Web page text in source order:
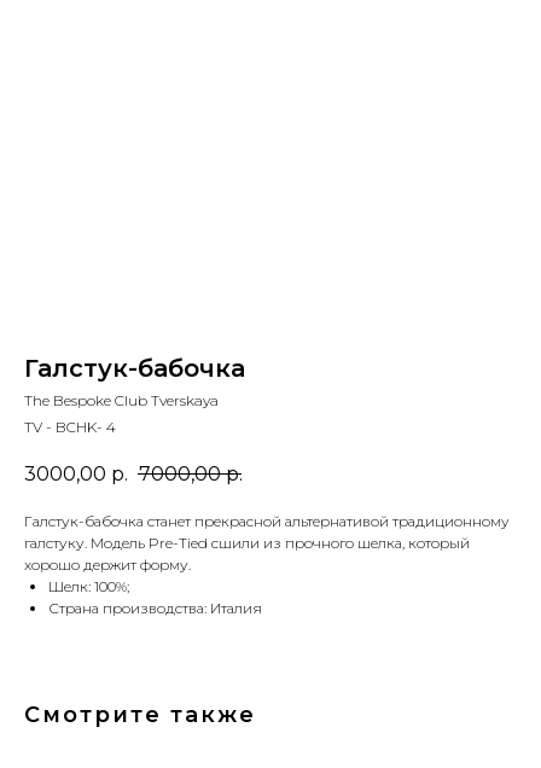
Галстук-бабочка
The Bespoke Club Tverskaya
TV - BCHK- 4
3000,00 р. 7000,00 р.
Галстук-бабочка станет прекрасной альтернативой традиционному
галстуку. Модель Pre-Tied сшили из прочного шелка, который
хорошо держит форму.
Шелк: 100%;
Страна производства: Италия
Смотрите также